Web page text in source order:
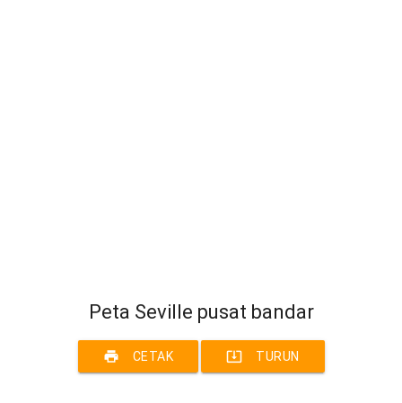
Peta Seville pusat bandar
print CETAK system_update_alt TURUN